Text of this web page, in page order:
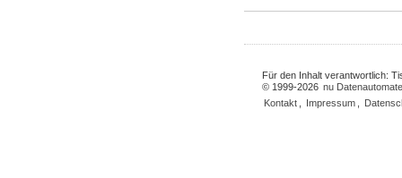
Für den Inhalt verantwortlich:
© 1999-2026 nu
Kontakt
Impressum